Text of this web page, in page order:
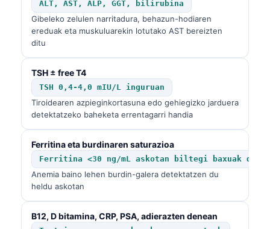
ALT, AST, ALP, GGT, bilirubina
Gibeleko zelulen narritadura, behazun-hodiaren
ereduak eta muskuluarekin lotutako AST bereizten
ditu
TSH ± free T4
TSH 0,4-4,0 mIU/L inguruan
Tiroidearen azpieginkortasuna edo gehiegizko jarduera
detektatzeko baheketa errentagarri handia
Ferritina eta burdinaren saturazioa
Ferritina <30 ng/mL askotan biltegi baxuak dira
Anemia baino lehen burdin-galera detektatzen du
heldu askotan
B12, D bitamina, CRP, PSA, adierazten denean